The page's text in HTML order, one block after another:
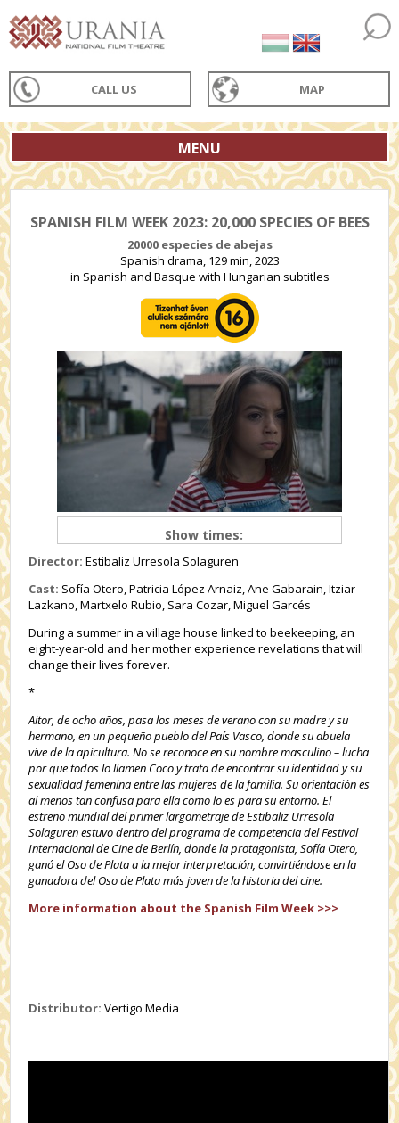
CALL US MAP
MENU
SPANISH FILM WEEK 2023: 20,000 SPECIES OF BEES
20000 especies de abejas
Spanish drama, 129 min, 2023
in Spanish and Basque with Hungarian subtitles
Show times:
Director: Estibaliz Urresola Solaguren
Cast: Sofía Otero, Patricia López Arnaiz, Ane Gabarain, Itziar
Lazkano, Martxelo Rubio, Sara Cozar, Miguel Garcés
During a summer in a village house linked to beekeeping, an
eight-year-old and her mother experience revelations that will
change their lives forever.
*
Aitor, de ocho años, pasa los meses de verano con su madre y su
hermano, en un pequeño pueblo del País Vasco, donde su abuela
vive de la apicultura. No se reconoce en su nombre masculino – lucha
por que todos lo llamen Coco y trata de encontrar su identidad y su
sexualidad femenina entre las mujeres de la familia. Su orientación es
al menos tan confusa para ella como lo es para su entorno. El
estreno mundial del primer largometraje de Estibaliz Urresola
Solaguren estuvo dentro del programa de competencia del Festival
Internacional de Cine de Berlín, donde la protagonista, Sofía Otero,
ganó el Oso de Plata a la mejor interpretación, convirtiéndose en la
ganadora del Oso de Plata más joven de la historia del cine.
More information about the Spanish Film Week >>>
Distributor: Vertigo Media